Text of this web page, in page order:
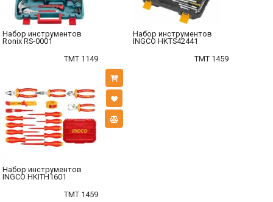
Набор инструментов
Ronix RS-0001
TMT 1149
Набор инструментов
INGCO HKTS42441
TMT 1459
Набор инструментов
INGCO HKITH1601
TMT 1459